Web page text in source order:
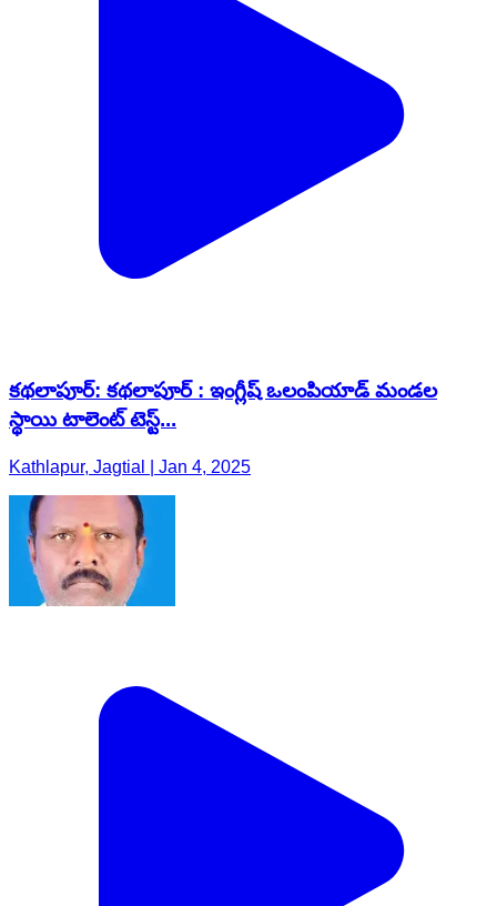
కథలాపూర్: కథలాపూర్ : ఇంగ్లీష్ ఒలంపియాడ్ మండల
స్థాయి టాలెంట్ టెస్ట్...
Kathlapur, Jagtial | Jan 4, 2025